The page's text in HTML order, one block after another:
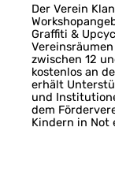
Der Verein
Graffiti &
zwischen 12
kostenlos an
erhält
und
dem
Kindern in Not